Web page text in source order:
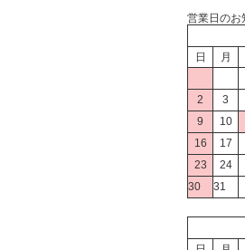
営業日のお
日
月
2
3
9
10
16
17
23
24
30
31